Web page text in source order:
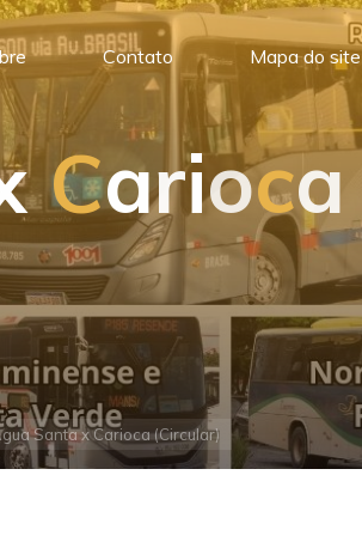
Contato Mapa do site
Carioca
Santa x Carioca (Circular)